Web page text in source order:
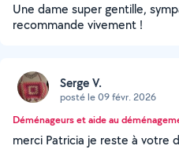
Une dame super gentille,
recommande vivement !
Serge V.
posté le 09 févr. 2026
Déménageurs et aide au
merci Patricia je reste à votre